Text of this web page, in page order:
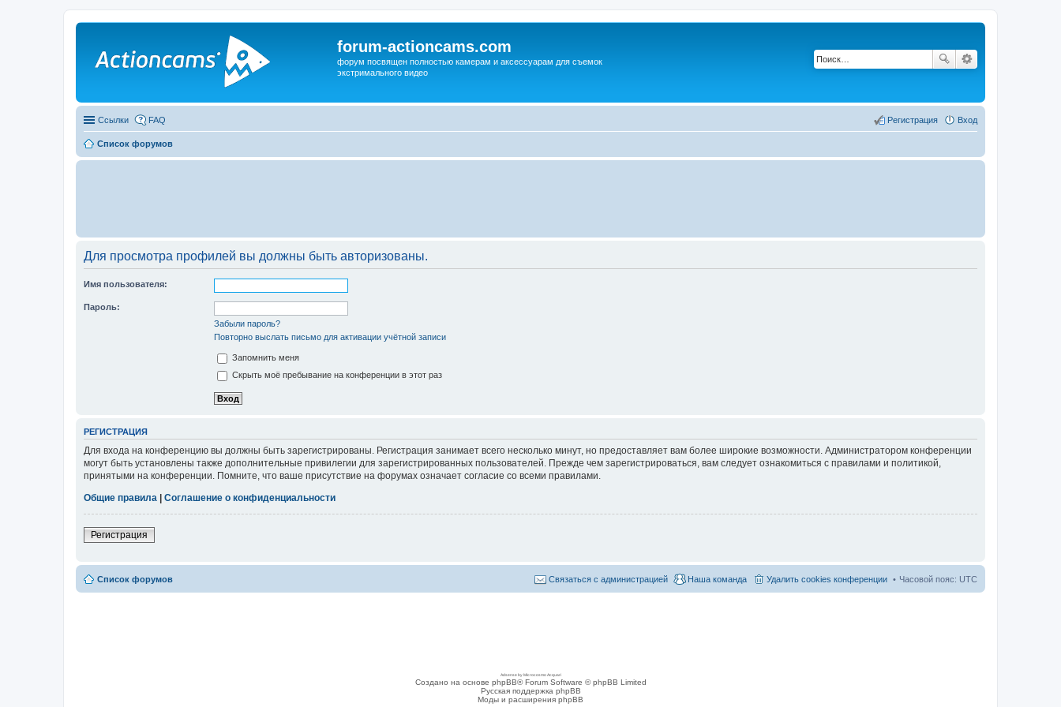
forum-actioncams.com
форум посвящен полностью камерам и аксессуарам для съемок
экстримального видео
Ссылки FAQ Вход
Регистрация
Список форумов
Для просмотра профилей вы должны быть авторизованы.
Имя пользователя:
Пароль:
Забыли пароль?
Повторно выслать письмо для активации учётной записи
Запомнить меня
Скрыть моё пребывание на конференции в этот раз
РЕГИСТРАЦИЯ
Для входа на конференцию вы должны быть зарегистрированы. Регистрация занимает всего несколько минут, но предоставляет вам более широкие возможности. Администратором конференции
могут быть установлены также дополнительные привилегии для зарегистрированных пользователей. Прежде чем зарегистрироваться, вам следует ознакомиться с правилами и политикой,
принятыми на конференции. Помните, что ваше присутствие на форумах означает согласие со всеми правилами.
Общие правила | Соглашение о конфиденциальности
Регистрация
Список форумов Часовой пояс: UTC
Удалить cookies конференции
Наша команда
Связаться с администрацией
Adsense by Microcosmo Acquari
Создано на основе phpBB® Forum Software © phpBB Limited
Русская поддержка phpBB
Моды и расширения phpBB